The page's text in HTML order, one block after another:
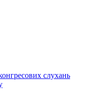
слухань